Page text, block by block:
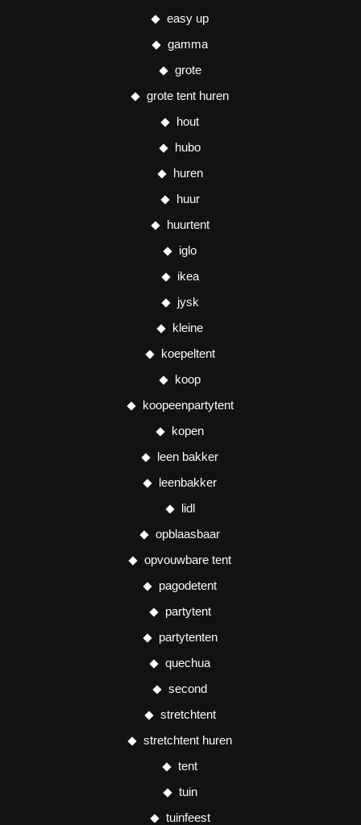
easy up
gamma
grote
grote tent huren
hout
hubo
huren
huur
huurtent
iglo
ikea
jysk
kleine
koepeltent
koop
koopeenpartytent
kopen
leen bakker
leenbakker
lidl
opblaasbaar
opvouwbare tent
pagodetent
partytent
partytenten
quechua
second
stretchtent
stretchtent huren
tent
tuin
tuinfeest